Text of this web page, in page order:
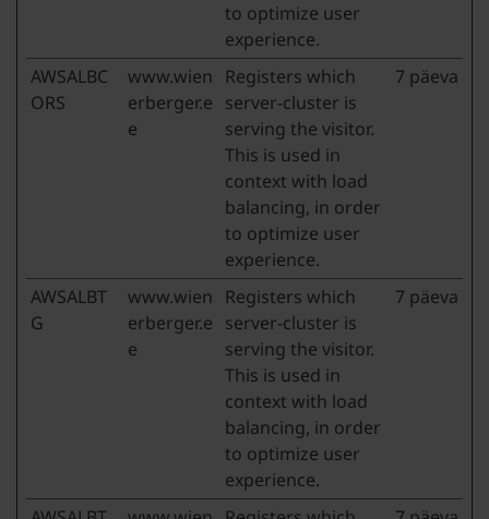
to optimize user
experience.
AWSALBC
ORS
www.wien
erberger.e
e
Registers which
server-cluster is
serving the visitor.
This is used in
context with load
balancing, in order
to optimize user
experience.
7 päeva
AWSALBT
G
www.wien
erberger.e
e
Registers which
server-cluster is
serving the visitor.
This is used in
context with load
balancing, in order
to optimize user
experience.
7 päeva